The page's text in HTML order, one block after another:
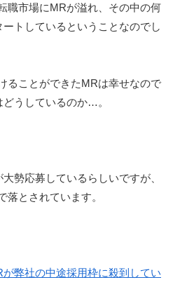
職市場にMRが溢れ、その中の何
トしているということなのでし
ることができたMRは幸せなので
うしているのか…。
勢応募しているらしいですが、
落とされています。
弊社の中途採用枠に殺到してい